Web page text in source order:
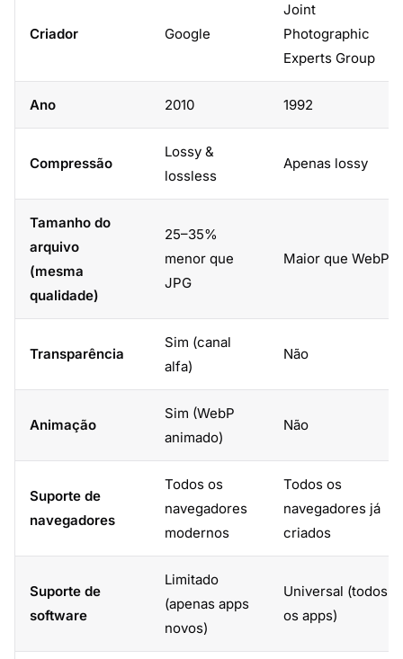
Criador Google
Joint
Photographic
Experts Group
Ano 2010 1992
Compressão
Lossy &
lossless
Apenas lossy
Tamanho do
arquivo
(mesma
qualidade)
25–35%
menor que
JPG
Maior que WebP
Transparência
Sim (canal
alfa)
Não
Animação
Sim (WebP
animado)
Não
Suporte de
navegadores
Todos os
navegadores
modernos
Todos os
navegadores já
criados
Suporte de
software
Limitado
(apenas apps
novos)
Universal (todos
os apps)